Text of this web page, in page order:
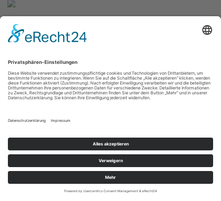
Heinz Tetzner,
Sie haben Fragen?
Bitte schreiben Sie ansammlung@kunsthuette.de
Kontakt
Datenschutz
Youtube